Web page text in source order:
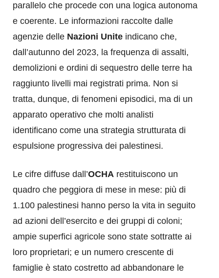
parallelo che procede con una logica autonoma
e coerente. Le informazioni raccolte dalle
agenzie delle Nazioni Unite indicano che,
dall’autunno del 2023, la frequenza di assalti,
demolizioni e ordini di sequestro delle terre ha
raggiunto livelli mai registrati prima. Non si
tratta, dunque, di fenomeni episodici, ma di un
apparato operativo che molti analisti
identificano come una strategia strutturata di
espulsione progressiva dei palestinesi.
Le cifre diffuse dall’OCHA restituiscono un
quadro che peggiora di mese in mese: più di
1.100 palestinesi hanno perso la vita in seguito
ad azioni dell’esercito e dei gruppi di coloni;
ampie superfici agricole sono state sottratte ai
loro proprietari; e un numero crescente di
famiglie è stato costretto ad abbandonare le